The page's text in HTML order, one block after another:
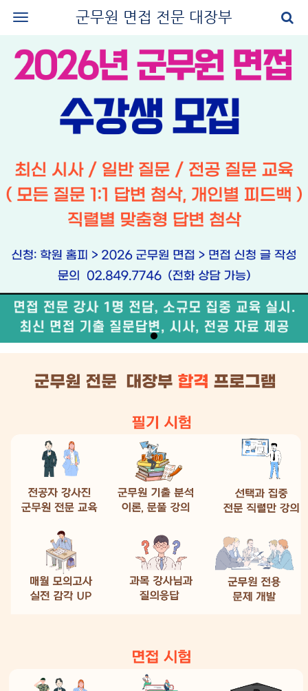
군무원 면접 전문 대장부
로그인
회원가입
나의 강의실
군무원 면접 후기